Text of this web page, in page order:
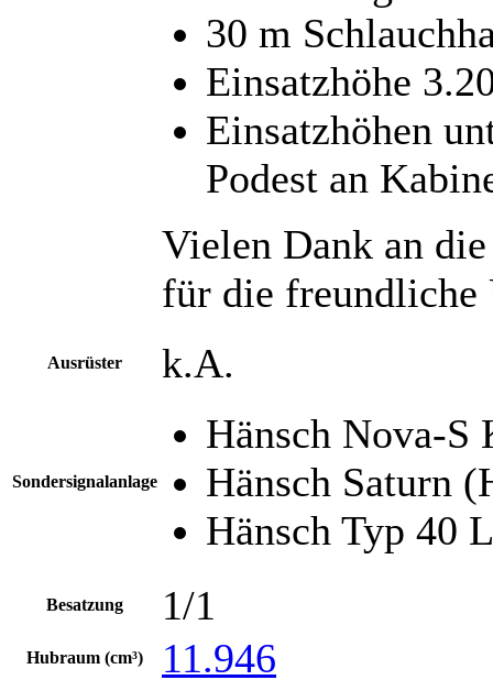
30 m
Einsatzhöhe
Einsatzhöhen
Podest an
Vielen Dank an
für die freundliche
Ausrüster k.A.
Sondersignalanlage
Hänsch Nova-S
Hänsch Saturn
Hänsch Typ 40
Besatzung 1/1
Hubraum (cm³) 11.946